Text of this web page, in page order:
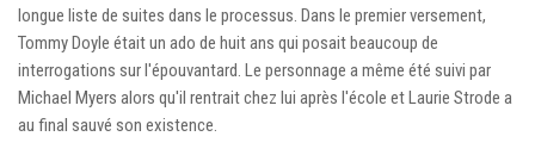
longue liste de suites dans le processus. Dans le premier versement,
Tommy Doyle était un ado de huit ans qui posait beaucoup de
interrogations sur l'épouvantard. Le personnage a même été suivi par
Michael Myers alors qu'il rentrait chez lui après l'école et Laurie Strode a
au final sauvé son existence.